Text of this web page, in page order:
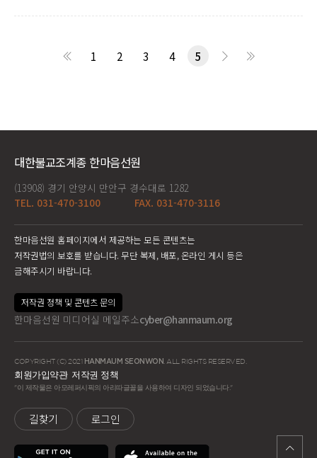
스님께 회향한다고 이렇게 항상 마음을
1 2 3 4 5
대한불교조계종 한마음선원
(13908) 경기 안양시 만안구 경수대로 1282
TEL. 031-470-3100
FAX. 031-470-3116
한마음선원 홈페이지에서 제공하는 모든 콘텐츠는
저작권법의 보호를 받습니다. 무단 복제, 배포, 온라인 게시 등은
금해주시기 바랍니다.
저작권 정책 및 콘텐츠 문의
한마음선원 미디어실 메일주소cyber@hanmaum.org
COPYRIGHT (C) 2021 HANMAUM SEONWON. ALL RIGHTS RESERVED.
회원가입약관 저작권 정책
"이 제작물은 아모레퍼시픽의 아리따글꼴을 사용하여 디자인 되었습니다."
길찾기 로그인